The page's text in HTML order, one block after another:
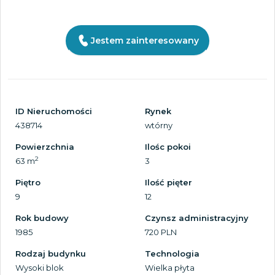
Jestem zainteresowany
ID Nieruchomości
438714
Rynek
wtórny
Powierzchnia
63 m2
Ilośc pokoi
3
Piętro
9
Ilość pięter
12
Rok budowy
1985
Czynsz administracyjny
720 PLN
Rodzaj budynku
Wysoki blok
Technologia
Wielka płyta